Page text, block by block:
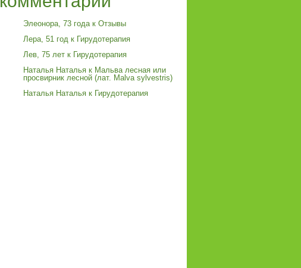
Элеонора, 73 годак Отзывы
Лера, 51 год к Гирудотерапия
Лев, 75 лет к Гирудотерапия
Наталья Наталья к Мальва лесная или
просвирник лесной (лат. Malva sylvestris)
Наталья Наталья к Гирудотерапия